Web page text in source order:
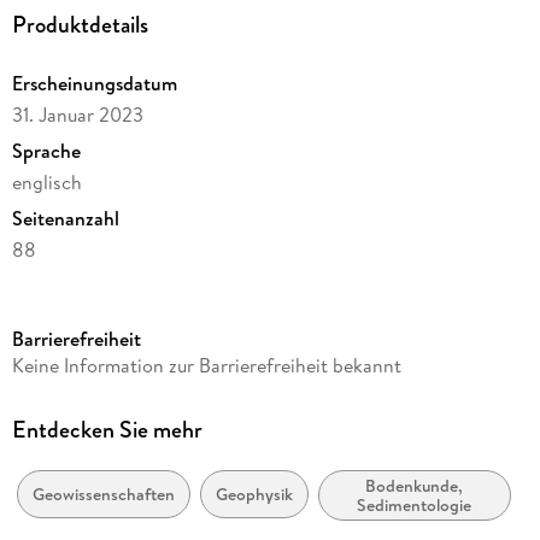
Produktdetails
Erscheinungsdatum
31. Januar 2023
Sprache
englisch
Seitenanzahl
88
Autor/Autorin
Verlag/Hersteller
Abbildungen
VIII, 78 p. 43 illus., 32 illus. in color.
Barrierefreiheit
Keine Information zur Barrierefreiheit bekannt
Entdecken Sie mehr
Geowissenschaften Geophysik
Bodenkunde,
Sedimentologie